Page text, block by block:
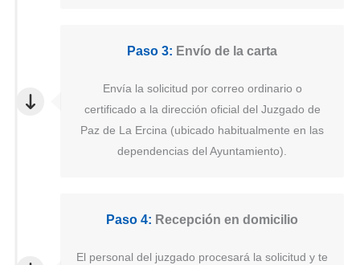
Paso 3: Envío de la carta
Envía la solicitud por correo ordinario o
certificado a la dirección oficial del Juzgado de
Paz de La Ercina (ubicado habitualmente en las
dependencias del Ayuntamiento).
Paso 4: Recepción en domicilio
El personal del juzgado procesará la solicitud y te